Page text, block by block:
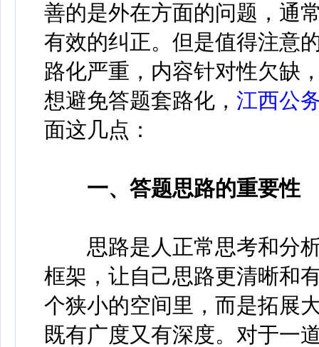
善的是外在方面的问题，通
有效的纠正。但是值得注意
路化严重，内容针对性欠缺
想避免答题套路化， 江西公
面这几点：
一、答题思路的重要性
思路是人正常思考和分析
框架，让自己思路更清晰和
个狭小的空间里，而是拓展
既有广度又有深度。对于一